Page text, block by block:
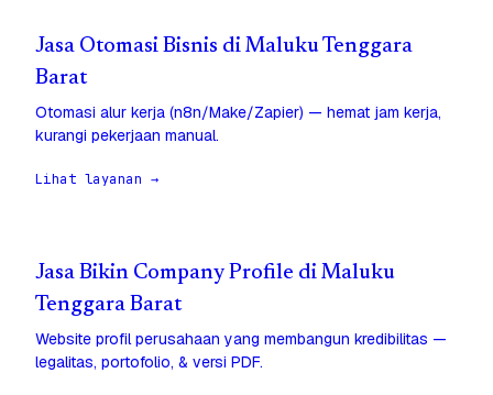
Jasa Otomasi Bisnis di Maluku Tenggara
Barat
Otomasi alur kerja (n8n/Make/Zapier) — hemat jam kerja,
kurangi pekerjaan manual.
Lihat layanan →
Jasa Bikin Company Profile di Maluku
Tenggara Barat
Website profil perusahaan yang membangun kredibilitas —
legalitas, portofolio, & versi PDF.